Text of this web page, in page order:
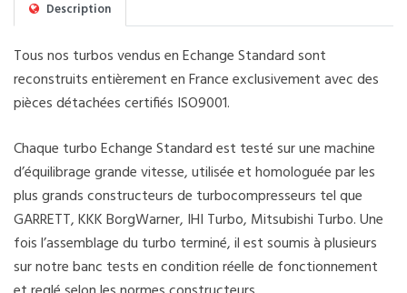
Description
Tous nos turbos vendus en Echange Standard sont
reconstruits entièrement en France exclusivement avec des
pièces détachées certifiés ISO9001.
Chaque turbo Echange Standard est testé sur une machine
d’équilibrage grande vitesse, utilisée et homologuée par les
plus grands constructeurs de turbocompresseurs tel que
GARRETT, KKK BorgWarner, IHI Turbo, Mitsubishi Turbo. Une
fois l’assemblage du turbo terminé, il est soumis à plusieurs
sur notre banc tests en condition réelle de fonctionnement